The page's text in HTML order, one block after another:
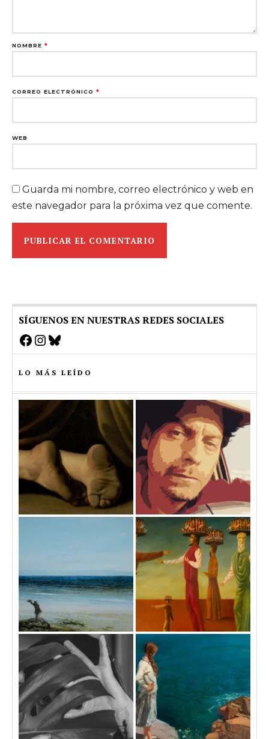
NOMBRE *
CORREO ELECTRÓNICO *
WEB
Guarda mi nombre, correo electrónico y web en
este navegador para la próxima vez que comente.
SÍGUENOS EN NUESTRAS REDES SOCIALES
Facebook
Instagram
Bluesky
LO MÁS LEÍDO